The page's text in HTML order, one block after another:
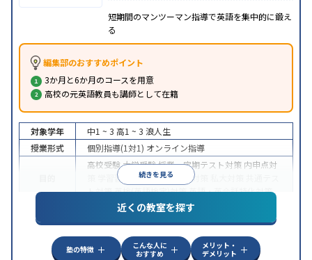
短期間のマンツーマン指導で英語を集中的に鍛え
る
編集部のおすすめポイント
3か月と6か月のコースを用意
高校の元英語教員も講師として在籍
続きを見る
対象学年 中1 ~ 3 高1 ~ 3 浪人生
授業形式
個別指導(1対1) オンライン指導
高校受験大学受験授業・定期テスト対策 内申点対
学習習慣の定着国公立大対策
ト対策英検(英語検定)対策英語・英会話特化対策
特徴
中高一貫校生に対応授業の振替可能
学習にPC・タブレットを利用オンライン対応1
科目から受講可能
近くの教室を探す
塾の特徴
こんな人に
おすすめ
メリット・
デメリット